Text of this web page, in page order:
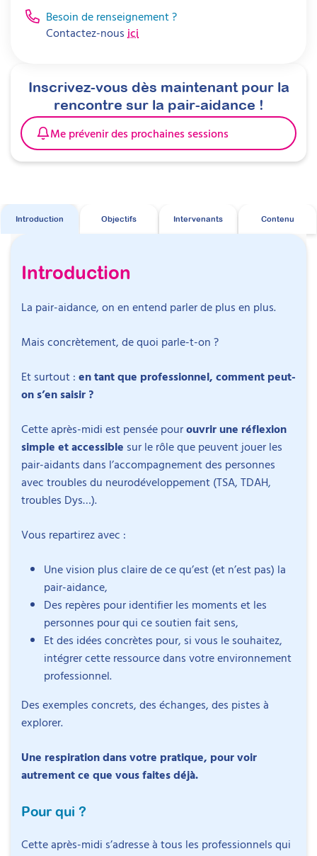
Besoin de renseignement ?
Contactez-nous ici
Inscrivez-vous dès maintenant pour la
rencontre sur la pair-aidance !
Me prévenir des prochaines sessions
Introduction Objectifs Intervenants Contenu
Introduction
La pair-aidance, on en entend parler de plus en plus.
Mais concrètement, de quoi parle-t-on ?
Et surtout : en tant que professionnel, comment peut-
on s’en saisir ?
Cette après-midi est pensée pourouvrir une réflexion
simple et accessible sur le rôle que peuvent jouer les
pair-aidants dans l’accompagnement des personnes
avec troubles du neurodéveloppement (TSA, TDAH,
troubles Dys…).
Vous repartirez avec :
Une vision plus claire de ce qu’est (et n’est pas) la
pair-aidance,
Des repères pour identifier les moments et les
personnes pour qui ce soutien fait sens,
Et des idées concrètes pour, si vous le souhaitez,
intégrer cette ressource dans votre environnement
professionnel.
Des exemples concrets, des échanges, des pistes à
explorer.
Une respiration dans votre pratique, pour voir
autrement ce que vous faites déjà.
Pour qui ?
Cette après-midi s’adresse à tous les professionnels qui
Intervenant s
Matthieu Hiltenbrand
Éducateur spécialisé et pair-aidant
Matthieu Hiltenbrand est éducateur spécialisé au
des adultes autistes et les professionnels qui
interviennent dans leur parcours. Il est également
du TDAH.
cognitives et à l’ACT. Titulaire du CAFDES, certificat
d’aptitude aux fonctions de directeur
Programme de l’après-midi pour…
explorer la pair aidance
animateur Matthieu Hiltenbrand
13h45 – 14h30
Paire-aidante en santé sexuelle et handicap,